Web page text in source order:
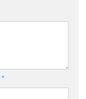
*